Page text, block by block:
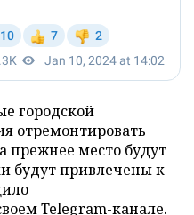
городской
отремонтировать
прежнее место будут
будут привлечены к
Telegram-канале.